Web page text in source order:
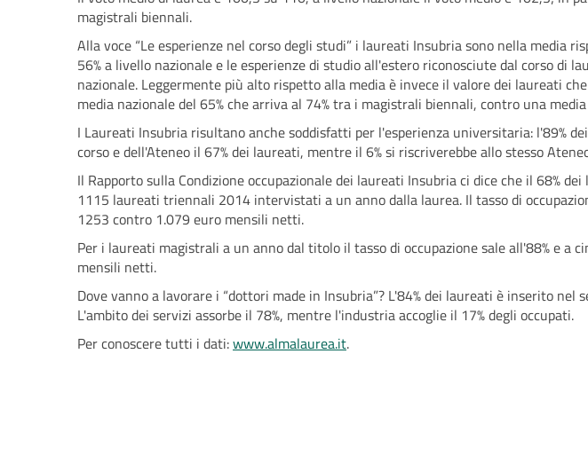
magistrali biennali.
Alla voce “Le esperienze nel corso degli studi” i laureati Insubria sono nella
56% a livello nazionale e le esperienze di studio all'estero riconosciute dal corso di
nazionale. Leggermente più alto rispetto alla media è invece il valore dei laureati
media nazionale del 65% che arriva al 74% tra i magistrali biennali, contro una media
I Laureati Insubria risultano anche soddisfatti per l'esperienza universitaria: l'89%
corso e dell'Ateneo il 67% dei laureati, mentre il 6% si riscriverebbe allo stesso
Il Rapporto sulla Condizione occupazionale dei laureati Insubria ci dice che il 68%
1115 laureati triennali 2014 intervistati a un anno dalla laurea. Il tasso di
1253 contro 1.079 euro mensili netti.
Per i laureati magistrali a un anno dal titolo il tasso di occupazione sale all'88% e
mensili netti.
Dove vanno a lavorare i “dottori made in Insubria”? L'84% dei laureati è inserito
L'ambito dei servizi assorbe il 78%, mentre l'industria accoglie il 17% degli occupati.
Per conoscere tutti i dati:www.almalaurea.it.